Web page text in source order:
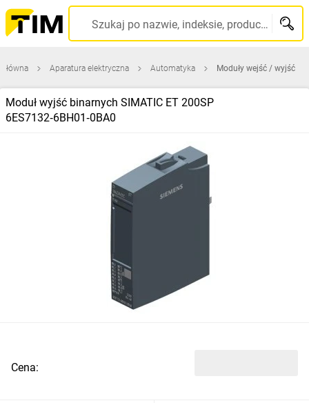
Szukaj po nazwie, indeksie, producencie, kodzie kreskowym...
Aparatura elektryczna Automatyka Moduły wejść / wyjść
Moduł wyjść binarnych SIMATIC ET 200SP
6ES7132‑6BH01‑0BA0
Cena: